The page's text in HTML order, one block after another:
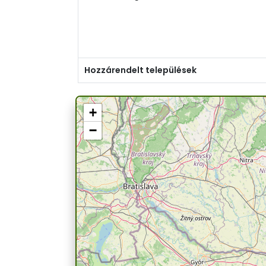
Hozzárendelt települések
+
−